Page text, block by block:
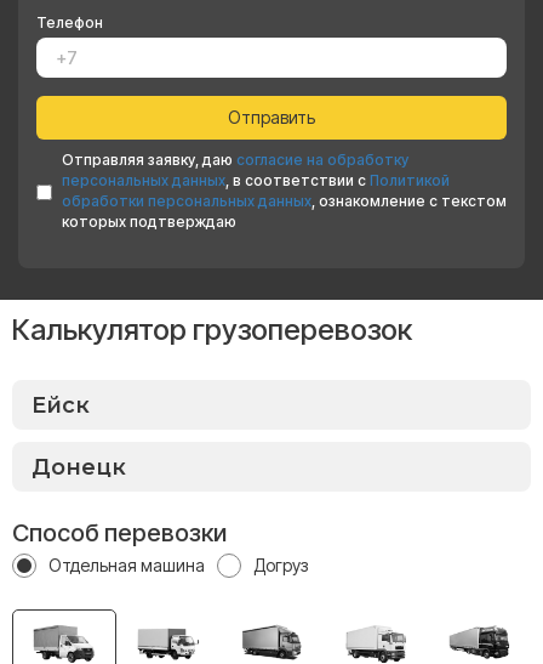
Телефон
Отправляя заявку, даю согласие на обработку
персональных данных, в соответствии с Политикой
обработки персональных данных, ознакомление с текстом
которых подтверждаю
Калькулятор грузоперевозок
Способ перевозки
Отдельная машина Догруз